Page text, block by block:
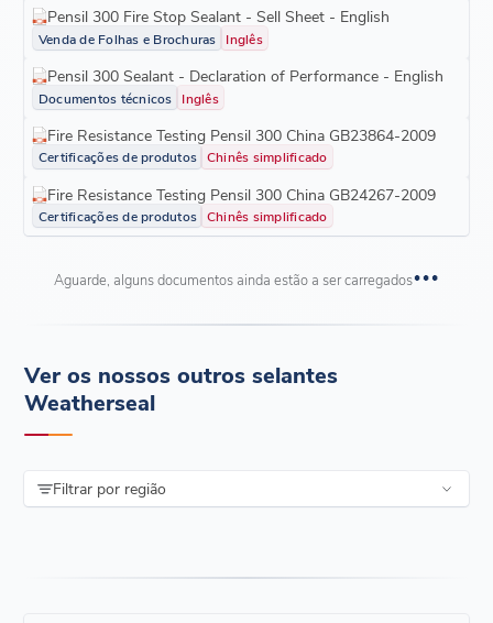
Pensil 300 Fire Stop Sealant - Sell Sheet - English
Venda de Folhas e Brochuras Inglês
Pensil 300 Sealant - Declaration of Performance - English
Documentos técnicos Inglês
Fire Resistance Testing Pensil 300 China GB23864-2009
Certificações de produtos Chinês simplificado
Fire Resistance Testing Pensil 300 China GB24267-2009
Certificações de produtos Chinês simplificado
Aguarde, alguns documentos ainda estão a ser carregados
Ver os nossos outros selantes
Weatherseal
Filtrar por região